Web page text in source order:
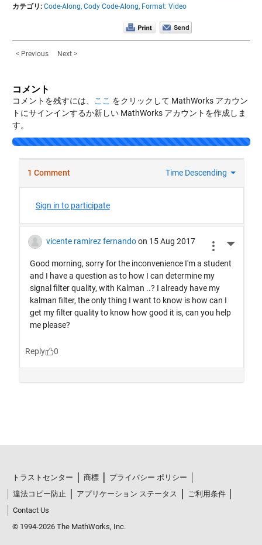
カテゴリ: Code-Along, Cody Code-Along, Format: Video
< Previous Next >
コメント
コメントを残すには、 ここ をクリックして MathWorks アカウン
トにサインインするか新しい MathWorks アカウントを作成しま
す。
アプリケーション ステータス
ご利用条件